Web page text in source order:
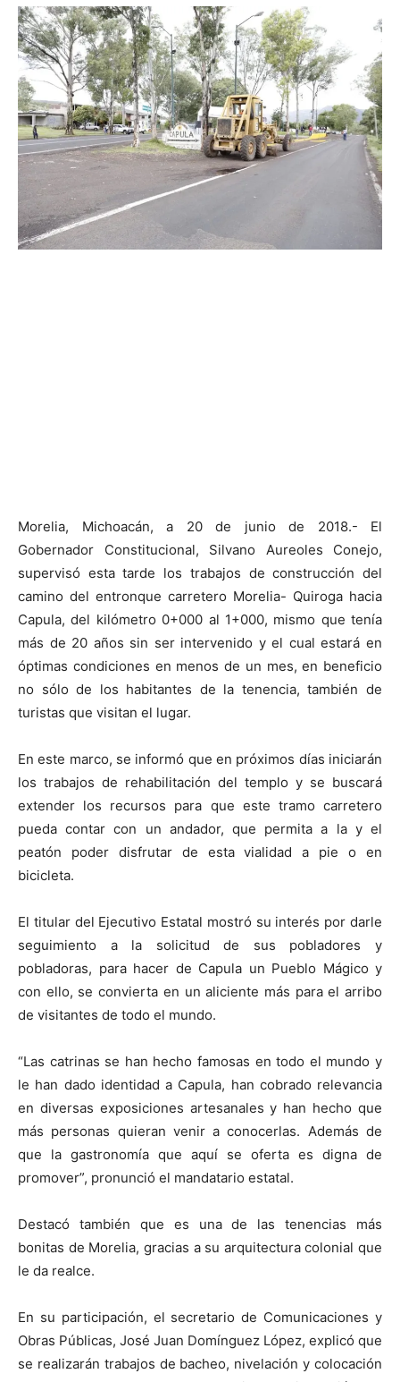
Morelia, Michoacán, a 20 de junio de 2018.- El
Gobernador Constitucional, Silvano Aureoles Conejo,
supervisó esta tarde los trabajos de construcción del
camino del entronque carretero Morelia- Quiroga hacia
Capula, del kilómetro 0+000 al 1+000, mismo que tenía
más de 20 años sin ser intervenido y el cual estará en
óptimas condiciones en menos de un mes, en beneficio
no sólo de los habitantes de la tenencia, también de
turistas que visitan el lugar.
En este marco, se informó que en próximos días iniciarán
los trabajos de rehabilitación del templo y se buscará
extender los recursos para que este tramo carretero
pueda contar con un andador, que permita a la y el
peatón poder disfrutar de esta vialidad a pie o en
bicicleta.
El titular del Ejecutivo Estatal mostró su interés por darle
seguimiento a la solicitud de sus pobladores y
pobladoras, para hacer de Capula un Pueblo Mágico y
con ello, se convierta en un aliciente más para el arribo
de visitantes de todo el mundo.
“Las catrinas se han hecho famosas en todo el mundo y
le han dado identidad a Capula, han cobrado relevancia
en diversas exposiciones artesanales y han hecho que
más personas quieran venir a conocerlas. Además de
que la gastronomía que aquí se oferta es digna de
promover”, pronunció el mandatario estatal.
Destacó también que es una de las tenencias más
bonitas de Morelia, gracias a su arquitectura colonial que
le da realce.
En su participación, el secretario de Comunicaciones y
Obras Públicas, José Juan Domínguez López, explicó que
se realizarán trabajos de bacheo, nivelación y colocación